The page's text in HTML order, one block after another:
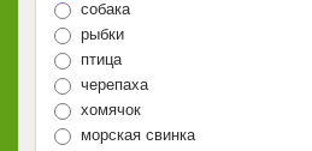
собака
рыбки
птица
черепаха
хомячок
морская свинка